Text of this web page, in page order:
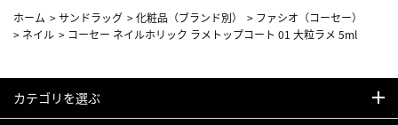
ホーム >サンドラッグ >化粧品（ブランド別） > ファシオ（コーセー）
> ネイル > コーセー ネイルホリック ラメトップコート 01 大粒ラメ 5ml
カテゴリを選ぶ